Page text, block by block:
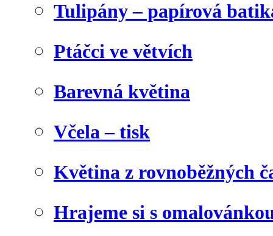
Tulipány – papírová
Ptáčci ve větvích
Barevná květina
Včela – tisk
Květina z rovnoběžných
Hrajeme si s